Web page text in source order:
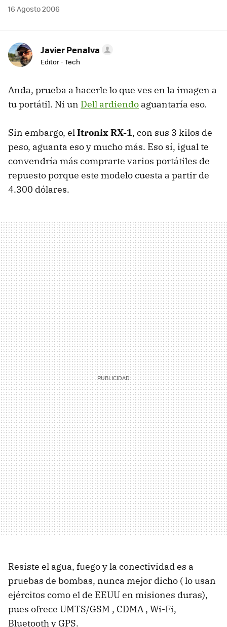
16 Agosto 2006
Javier Penalva
Editor - Tech
Anda, prueba a hacerle lo que ves en la imagen a
tu portátil. Ni un Dell ardiendo aguantaría eso.
Sin embargo, elItronix RX-1, con sus 3 kilos de
peso, aguanta eso y mucho más. Eso sí, igual te
convendría más comprarte varios portátiles de
repuesto porque este modelo cuesta a partir de
4.300 dólares.
Resiste el agua, fuego y la conectividad es a
pruebas de bombas, nunca mejor dicho ( lo usan
ejércitos como el de EEUU en misiones duras),
pues ofrece UMTS/GSM , CDMA , Wi-Fi,
Bluetooth y GPS.